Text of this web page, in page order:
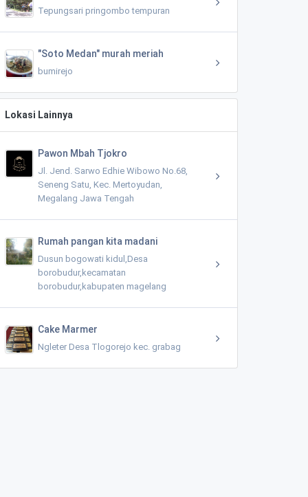
Tepungsari pringombo tempuran
"Soto Medan" murah meriah
bumirejo
Lokasi Lainnya
Pawon Mbah Tjokro
Jl. Jend. Sarwo Edhie Wibowo No.68,
Seneng Satu, Kec. Mertoyudan,
Megalang Jawa Tengah
Rumah pangan kita madani
Dusun bogowati kidul,Desa
borobudur,kecamatan
borobudur,kabupaten magelang
Cake Marmer
Ngleter Desa Tlogorejo kec. grabag